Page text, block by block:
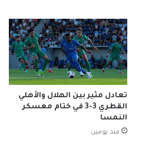
تعادل مثير بين الهلال والأهلي
القطري 3-3 في ختام معسكر
النمسا
منذ يومين